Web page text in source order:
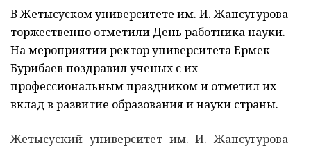
В Жетысуском университете им. И. Жансугурова
торжественно отметили День работника науки.
На мероприятии ректор университета Ермек
Бурибаев поздравил ученых с их
профессиональным праздником и отметил их
вклад в развитие образования и науки страны.
Жетысуский университет им. И. Жансугурова –